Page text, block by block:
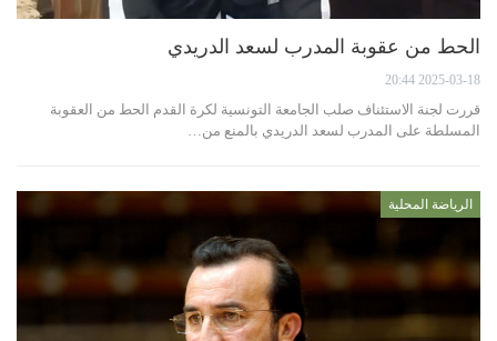
الحط من عقوبة المدرب لسعد الدريدي
2025-03-18 20:44
قررت لجنة الاستئناف صلب الجامعة التونسية لكرة القدم الحط من العقوبة
المسلطة على المدرب لسعد الدريدي بالمنع من…
الرياضة المحلية